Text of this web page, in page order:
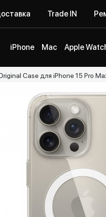
Trade IN
iPhone Mac Apple
Case для iPhone 15 Pro